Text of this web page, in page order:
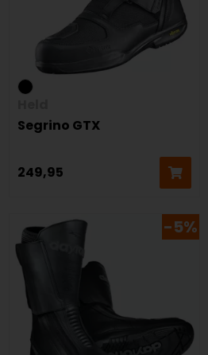
Segrino GTX
249,95
-5%